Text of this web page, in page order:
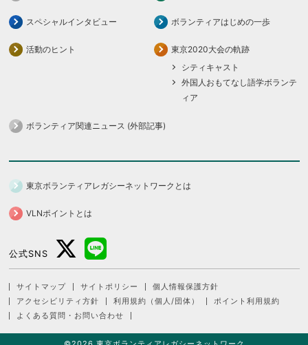
スペシャルインタビュー ボランティアはじめの一歩
活動のヒント
東京2020大会の軌跡
シティキャスト
外国人おもてなし語学ボランテ
ィア
ボランティア関連ニュース (外部記事)
東京ボランティアレガシーネットワークとは
VLNポイントとは
公式SNS
サイトマップ サイトポリシー
個人情報保護方針
アクセシビリティ方針
利用規約（個人/団体）
ポイント利用規約
よくある質問・お問い合わせ